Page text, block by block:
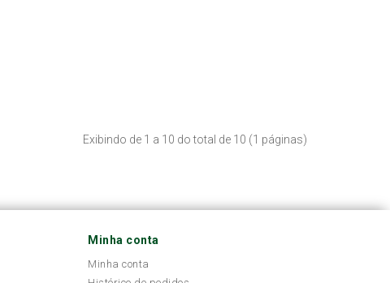
Exibindo de 1 a 10 do total de 10 (1 páginas)
Minha conta
Minha conta